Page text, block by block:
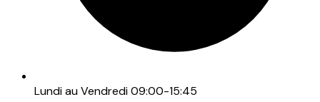
Lundi au Vendredi 09:00-15:45